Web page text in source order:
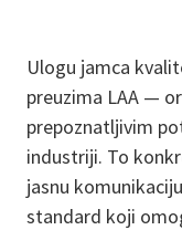
Ulogu jamca
preuzima LAA —
prepoznatljivim
industriji. To
jasnu
standard koji